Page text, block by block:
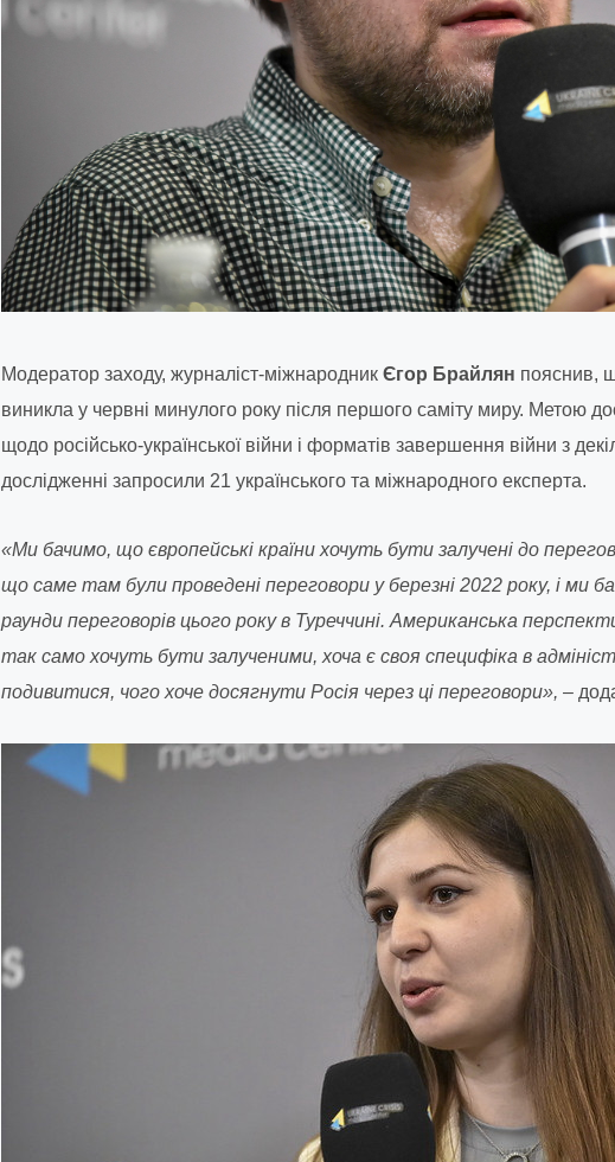
Модератор заходу, журналіст-міжнародник Єгор Брайлян пояснив,
виникла у червні минулого року після першого саміту миру. Метою
щодо російсько-української війни і форматів завершення війни з
дослідженні запросили 21 українського та міжнародного експерта.
«Ми бачимо, що європейські країни хочуть бути залучені до
що саме там були проведені переговори у березні 2022 року, і ми
раунди переговорів цього року в Туреччині. Американська
так само хочуть бути залученими, хоча є своя специфіка в
подивитися, чого хоче досягнути Росія через ці переговори», –